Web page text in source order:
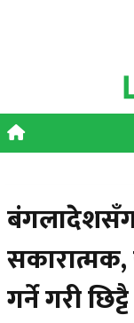
सकारात्मक,
गर्ने गरी